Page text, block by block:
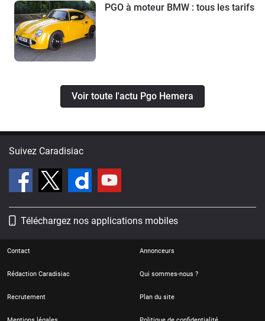
PGO à moteur BMW : tous les tarifs
Voir toute l'actu Pgo Hemera
Suivez Caradisiac
Téléchargez nos applications mobiles
Contact Annonceurs
Rédaction Caradisiac Qui sommes-nous ?
Recrutement Plan du site